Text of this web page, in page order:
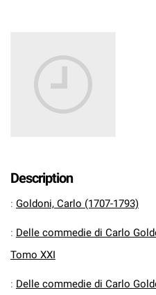
Description
: Goldoni, Carlo (1707-1793)
: Delle commedie di Carlo
Tomo XXI
: Delle commedie di Carlo